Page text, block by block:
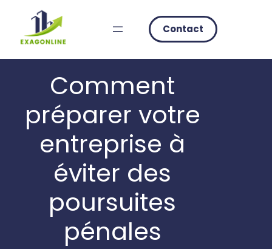
content
Contact
Comment
préparer votre
entreprise à
éviter des
poursuites
pénales